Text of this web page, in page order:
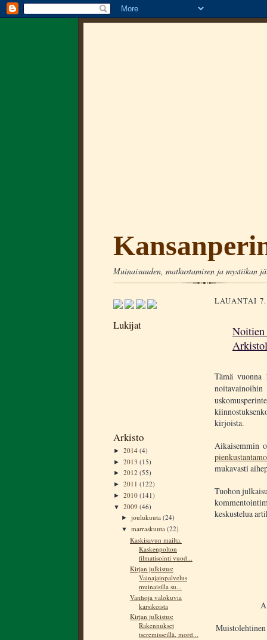
Muinaisuuden, matkustamisen ja mystiikan
Lukijat
Arkisto
► 2014 (4)
► 2013 (15)
► 2012 (55)
► 2011 (122)
► 2010 (141)
▼ 2009 (46)
►joulukuuta(24)
▼marraskuuta(22)
Kaskisavun mailta.
Kaskenpolton
filmatisointi vuod...
Kirjan julkistus:
Vainajainpalvelus
muinaisilla su...
Vanhoja valokuvia
karsikoista
Kirjan julkistus:
Rakennukset
tseremisseillä, mord...
LAUANTAI
Noitien
Tämä vuonna
kirjoista.
Aikaisemmin
mukavasti
Tuohon
keskustelua
Muistolehtinen